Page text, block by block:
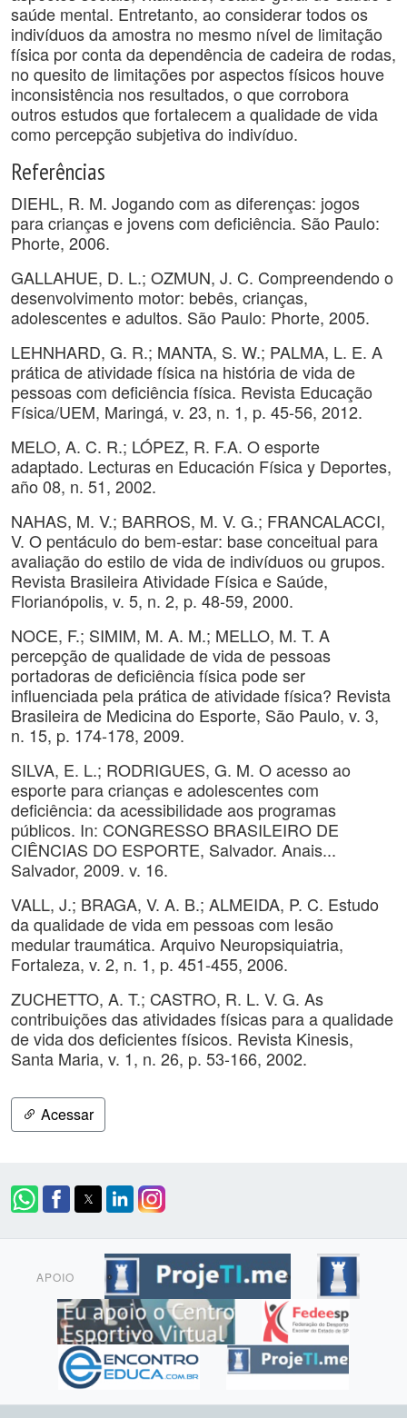
saúde mental. Entretanto, ao considerar todos os
indivíduos da amostra no mesmo nível de limitação
física por conta da dependência de cadeira de rodas,
no quesito de limitações por aspectos físicos houve
inconsistência nos resultados, o que corrobora
outros estudos que fortalecem a qualidade de vida
como percepção subjetiva do indivíduo.
Referências
DIEHL, R. M. Jogando com as diferenças: jogos
para crianças e jovens com deficiência. São Paulo:
Phorte, 2006.
GALLAHUE, D. L.; OZMUN, J. C. Compreendendo o
desenvolvimento motor: bebês, crianças,
adolescentes e adultos. São Paulo: Phorte, 2005.
LEHNHARD, G. R.; MANTA, S. W.; PALMA, L. E. A
prática de atividade física na história de vida de
pessoas com deficiência física. Revista Educação
Física/UEM, Maringá, v. 23, n. 1, p. 45-56, 2012.
MELO, A. C. R.; LÓPEZ, R. F.A. O esporte
adaptado. Lecturas en Educación Física y Deportes,
año 08, n. 51, 2002.
NAHAS, M. V.; BARROS, M. V. G.; FRANCALACCI,
V. O pentáculo do bem-estar: base conceitual para
avaliação do estilo de vida de indivíduos ou grupos.
Revista Brasileira Atividade Física e Saúde,
Florianópolis, v. 5, n. 2, p. 48-59, 2000.
NOCE, F.; SIMIM, M. A. M.; MELLO, M. T. A
percepção de qualidade de vida de pessoas
portadoras de deficiência física pode ser
influenciada pela prática de atividade física? Revista
Brasileira de Medicina do Esporte, São Paulo, v. 3,
n. 15, p. 174-178, 2009.
SILVA, E. L.; RODRIGUES, G. M. O acesso ao
esporte para crianças e adolescentes com
deficiência: da acessibilidade aos programas
públicos. In: CONGRESSO BRASILEIRO DE
CIÊNCIAS DO ESPORTE, Salvador. Anais...
Salvador, 2009. v. 16.
VALL, J.; BRAGA, V. A. B.; ALMEIDA, P. C. Estudo
da qualidade de vida em pessoas com lesão
medular traumática. Arquivo Neuropsiquiatria,
Fortaleza, v. 2, n. 1, p. 451-455, 2006.
ZUCHETTO, A. T.; CASTRO, R. L. V. G. As
contribuições das atividades físicas para a qualidade
de vida dos deficientes físicos. Revista Kinesis,
Santa Maria, v. 1, n. 26, p. 53-166, 2002.
Acessar
APOIO